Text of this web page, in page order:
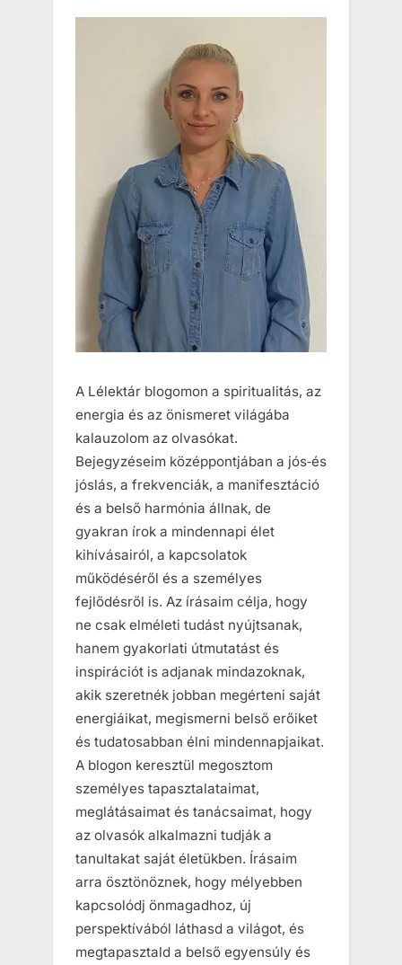
A Lélektár blogomon a spiritualitás, az
energia és az önismeret világába
kalauzolom az olvasókat.
Bejegyzéseim középpontjában a jós‑és
jóslás, a frekvenciák, a manifesztáció
és a belső harmónia állnak, de
gyakran írok a mindennapi élet
kihívásairól, a kapcsolatok
működéséről és a személyes
fejlődésről is. Az írásaim célja, hogy
ne csak elméleti tudást nyújtsanak,
hanem gyakorlati útmutatást és
inspirációt is adjanak mindazoknak,
akik szeretnék jobban megérteni saját
energiáikat, megismerni belső erőiket
és tudatosabban élni mindennapjaikat.
A blogon keresztül megosztom
személyes tapasztalataimat,
meglátásaimat és tanácsaimat, hogy
az olvasók alkalmazni tudják a
tanultakat saját életükben. Írásaim
arra ösztönöznek, hogy mélyebben
kapcsolódj önmagadhoz, új
perspektívából láthasd a világot, és
megtapasztald a belső egyensúly és